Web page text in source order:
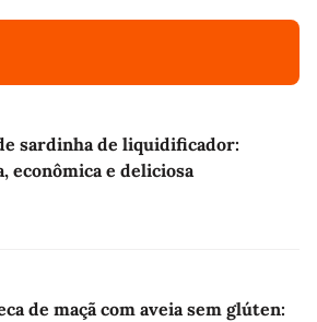
sardinha de liquidificador:
econômica e deliciosa
de maçã com aveia sem glúten: